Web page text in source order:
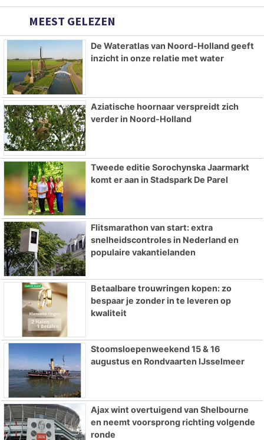
MEEST GELEZEN
De Wateratlas van Noord-Holland geeft
inzicht in onze relatie met water
Aziatische hoornaar verspreidt zich
verder in Noord-Holland
Tweede editie Sorochynska Jaarmarkt
komt er aan in Stadspark De Parel
Flitsmarathon van start: extra
snelheidscontroles in Nederland en
populaire vakantielanden
Betaalbare trouwringen kopen: zo
bespaar je zonder in te leveren op
kwaliteit
Stoomsloepenweekend 15 & 16
augustus en Rondvaarten IJsselmeer
Ajax wint overtuigend van Shelbourne
en neemt voorsprong richting volgende
ronde